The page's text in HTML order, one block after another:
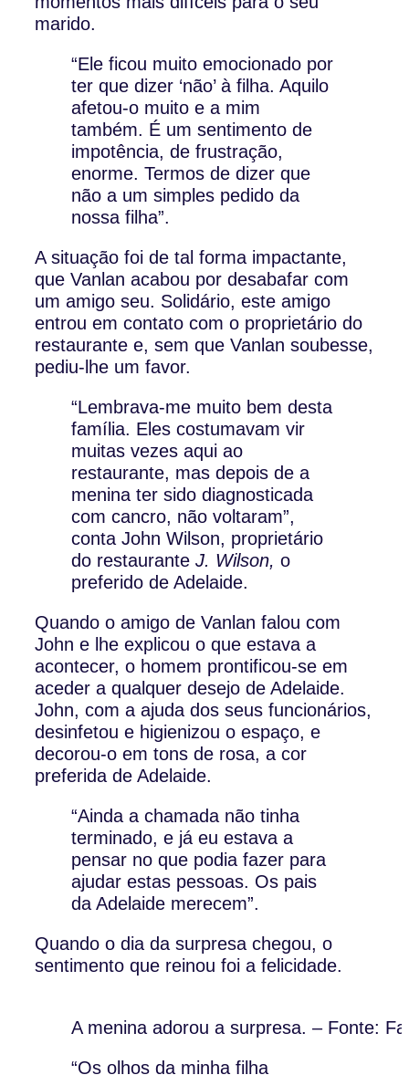
marido.
“Ele ficou muito emocionado por
ter que dizer ‘não’ à filha. Aquilo
afetou-o muito e a mim
também. É um sentimento de
impotência, de frustração,
enorme. Termos de dizer que
não a um simples pedido da
nossa filha”.
A situação foi de tal forma impactante,
que Vanlan acabou por desabafar com
um amigo seu. Solidário, este amigo
entrou em contato com o proprietário do
restaurante e, sem que Vanlan soubesse,
pediu-lhe um favor.
“Lembrava-me muito bem desta
família. Eles costumavam vir
muitas vezes aqui ao
restaurante, mas depois de a
menina ter sido diagnosticada
com cancro, não voltaram”,
conta John Wilson, proprietário
do restauranteJ. Wilson,o
preferido de Adelaide.
Quando o amigo de Vanlan falou com
John e lhe explicou o que estava a
acontecer, o homem prontificou-se em
aceder a qualquer desejo de Adelaide.
John, com a ajuda dos seus funcionários,
desinfetou e higienizou o espaço, e
decorou-o em tons de rosa, a cor
preferida de Adelaide.
“Ainda a chamada não tinha
terminado, e já eu estava a
pensar no que podia fazer para
ajudar estas pessoas. Os pais
da Adelaide merecem”.
Quando o dia da surpresa chegou, o
sentimento que reinou foi a felicidade.
A menina adorou a surpresa. – Fonte:
“Os olhos da minha filha